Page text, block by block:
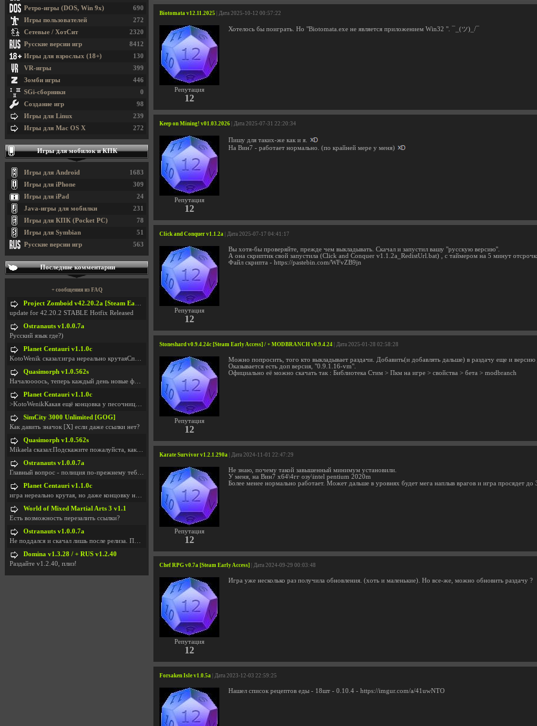
Biotomata v12.11.2025 | Дата 2025-10-12 00:57:22
Репутация
12
Хотелось бы поиграть. Но "Biotomata.exe не является приложением Win32 ". ¯_(ツ)_/¯
Keep on Mining! v01.03.2026 | Дата 2025-07-31 22:20:34
Репутация
12
Пишу для таких-же как и я.
На Вин7 - работает нормально. (по крайней мере у меня)
Click and Conquer v1.1.2a | Дата 2025-07-17 04:41:17
Репутация
12
Вы хотя-бы проверяйте, прежде чем выкладывать. Скачал и запустил вашу "русскую версию".
А она скриптик свой запустила (Click and Conquer v1.1.2a_RedistUrl.bat) , с таймером на 5 минут
Файл скрипта - https://pastebin.com/WFvZB9jn
Stoneshard v0.9.4.24c [Steam Early Access] / + MODBRANCH v0.9.4.24 | Дата 2025-01-28 02:58:28
Репутация
12
Можно попросить, того кто выкладывает раздачи. Добавить(и добавлять дальше) в раздачу еще и версию
Оказывается есть доп версия, "0.9.1.16-vm".
Официально её можно скачать так : Библиотека Стим > Пкм на игре > свойства > бета > modbranch
Karate Survivor v1.2.1.290a | Дата 2024-11-01 22:47:29
Репутация
12
Не знаю, почему такой завышенный минимум установили.
У меня, на Вин7 х64\4гг озу\intel pentium 2020m
Более менее нормально работает. Может дальше в уровнях будет мега наплыв врагов и игра просядет до
Chef RPG v0.7a [Steam Early Access] | Дата 2024-09-29 00:03:48
Репутация
12
Игра уже несколько раз получила обновления. (хоть и маленькие). Но все-же, можно обновить раздачу ?
Forsaken Isle v1.0.5a | Дата 2023-12-03 22:59:25
Нашел список рецептов еды - 18шт - 0.10.4 - https://imgur.com/a/41uwNTO
690
Ретро-игры (DOS, Win 9x)
272
Игры пользователей
2320
Сетевые / ХотСит
8412
Русские версии игр
130
Игры для взрослых (18+)
399
VR-игры
446
Зомби игры
0
SGi-сборники
98
Создание игр
239
Игры для Linux
272
Игры для Mac OS X
Игры для мобилок и КПК
1683
Игры для Android
309
Игры для iPhone
24
Игры для iPad
231
Java-игры для мобилки
78
Игры для КПК (Pocket PC)
51
Игры для Symbian
563
Русские версии игр
Последние комментарии
+ сообщения из FAQ
Project Zomboid v42.20.2a [Steam Early Access]
update for 42.20.2 STABLE Hotfix Released
Ostranauts v1.0.0.7a
Русский язык где?)
Planet Centauri v1.1.0c
KotoWenik сказал:игра нереально крутаяСпасибо )))
Quasimorph v1.0.562s
Началоооось, теперь каждый день новые фиксики, баг
Planet Centauri v1.1.0c
>KotoWenikКакая ещё концовка у песочницы?..
SimCity 3000 Unlimited [GOG]
Как давить значок [X] если даже ссылки нет?
Quasimorph v1.0.562s
Mikaela сказал:Подскажите пожалуйста, как скачать
Ostranauts v1.0.0.7a
Главный вопрос - полиция по-прежнему тебя таранит
Planet Centauri v1.1.0c
игра нереально крутая, но даже концовку не удосужи
World of Mixed Martial Arts 3 v1.1
Есть возможность перезалить ссылки?
Ostranauts v1.0.0.7a
Не поддался и скачал лишь после релиза. Посмотрим,
Domina v1.3.28 / + RUS v1.2.40
Раздайте v1.2.40, плиз!